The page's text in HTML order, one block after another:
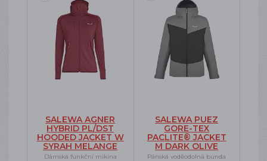
SALEWA AGNER
HYBRID PL/DST
HOODED JACKET W
SYRAH MELANGE
Dámská funkční mikina
SALEWA PUEZ
GORE-TEX
PACLITE® JACKET
M DARK OLIVE
Pánská voděodolná bunda